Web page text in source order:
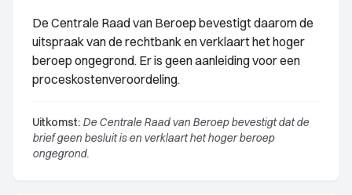
De Centrale Raad van Beroep bevestigt daarom de
uitspraak van de rechtbank en verklaart het hoger
beroep ongegrond. Er is geen aanleiding voor een
proceskostenveroordeling.
Uitkomst: De Centrale Raad van Beroep bevestigt dat de
brief geen besluit is en verklaart het hoger beroep
ongegrond.